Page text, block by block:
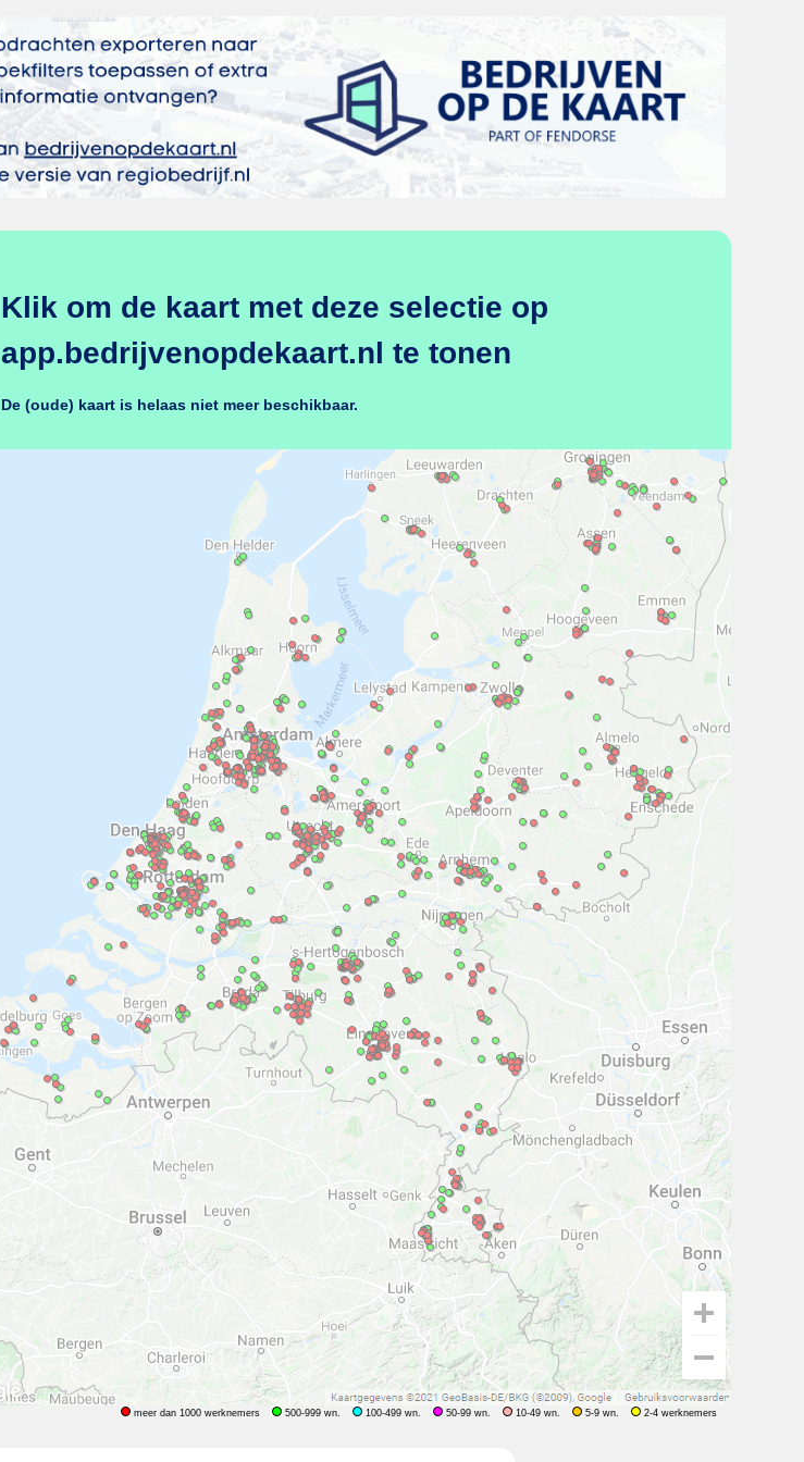
Klik om de kaart met deze selectie op
app.bedrijvenopdekaart.nl te tonen
De (oude) kaart is helaas niet meer beschikbaar.
meer dan 1000 werknemers 500-999 wn. 100-499 wn. 50-99 wn. 10-49 wn. 5-9 wn. 2-4 werknemers